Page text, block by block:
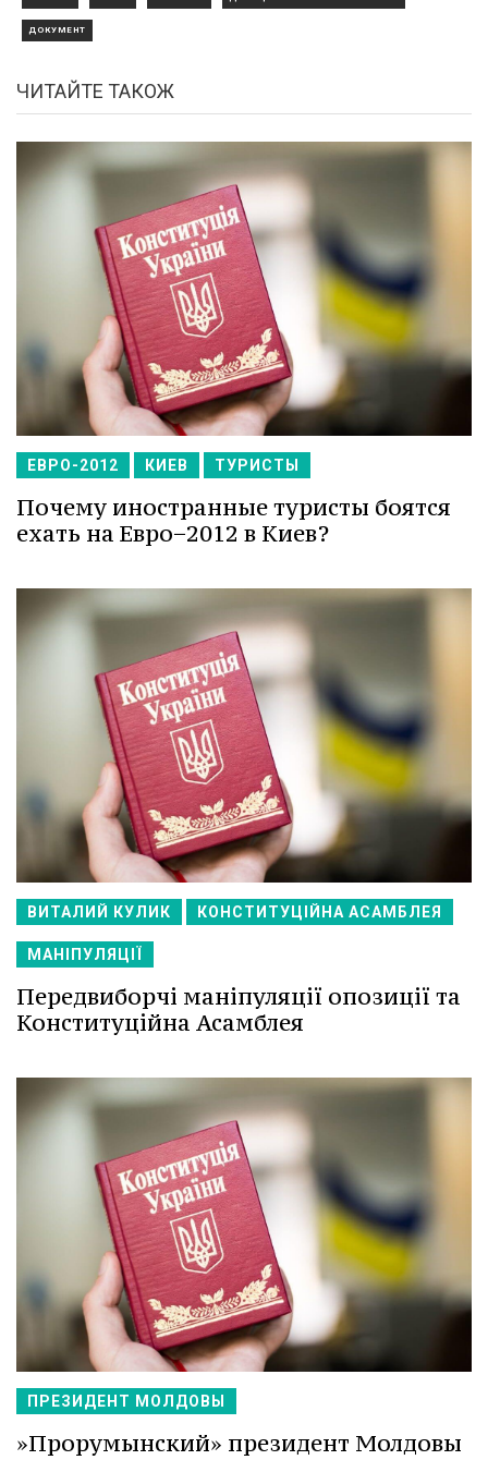
ДОКУМЕНТ
ЧИТАЙТЕ ТАКОЖ
ЕВРО-2012 КИЕВ ТУРИСТЫ
Почему иностранные туристы боятся
ехать на Евро−2012 в Киев?
ВИТАЛИЙ КУЛИК КОНСТИТУЦІЙНА АСАМБЛЕЯ
МАНІПУЛЯЦІЇ
Передвиборчі маніпуляції опозиції та
Конституційна Асамблея
ПРЕЗИДЕНТ МОЛДОВЫ
»Прорумынский» президент Молдовы